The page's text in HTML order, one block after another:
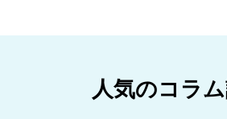
人気のコラ